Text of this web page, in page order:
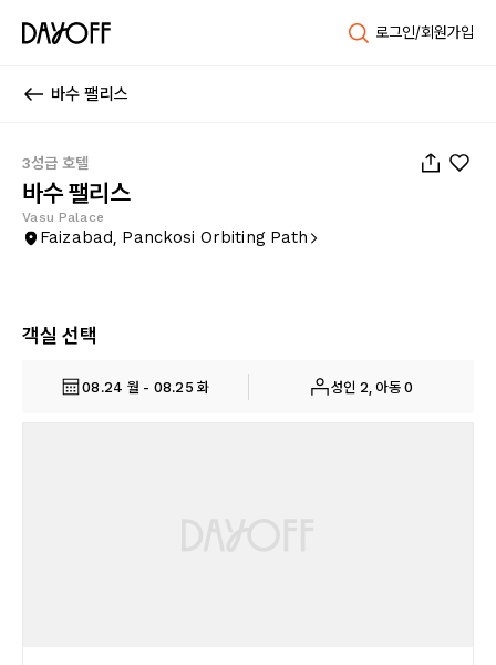
로그인/회원가입
바수 팰리스
3성급 호텔
바수 팰리스
Vasu Palace
Faizabad, Panckosi Orbiting Path
객실 선택
08.24 월 - 08.25 화 성인 2, 아동 0